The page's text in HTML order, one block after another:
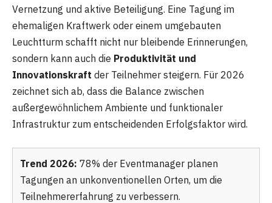
Vernetzung und aktive Beteiligung. Eine Tagung im
ehemaligen Kraftwerk oder einem umgebauten
Leuchtturm schafft nicht nur bleibende Erinnerungen,
sondern kann auch die Produktivität und
Innovationskraft der Teilnehmer steigern. Für 2026
zeichnet sich ab, dass die Balance zwischen
außergewöhnlichem Ambiente und funktionaler
Infrastruktur zum entscheidenden Erfolgsfaktor wird.
Trend 2026: 78% der Eventmanager planen
Tagungen an unkonventionellen Orten, um die
Teilnehmererfahrung zu verbessern.